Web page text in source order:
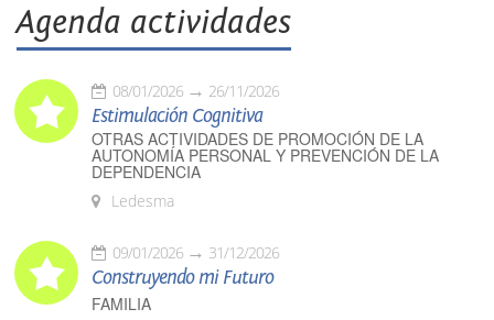
Agenda actividades
08/01/2026 26/11/2026
Estimulación Cognitiva
OTRAS ACTIVIDADES DE PROMOCIÓN DE LA
AUTONOMÍA PERSONAL Y PREVENCIÓN DE LA
DEPENDENCIA
Ledesma
09/01/2026 31/12/2026
Construyendo mi Futuro
FAMILIA